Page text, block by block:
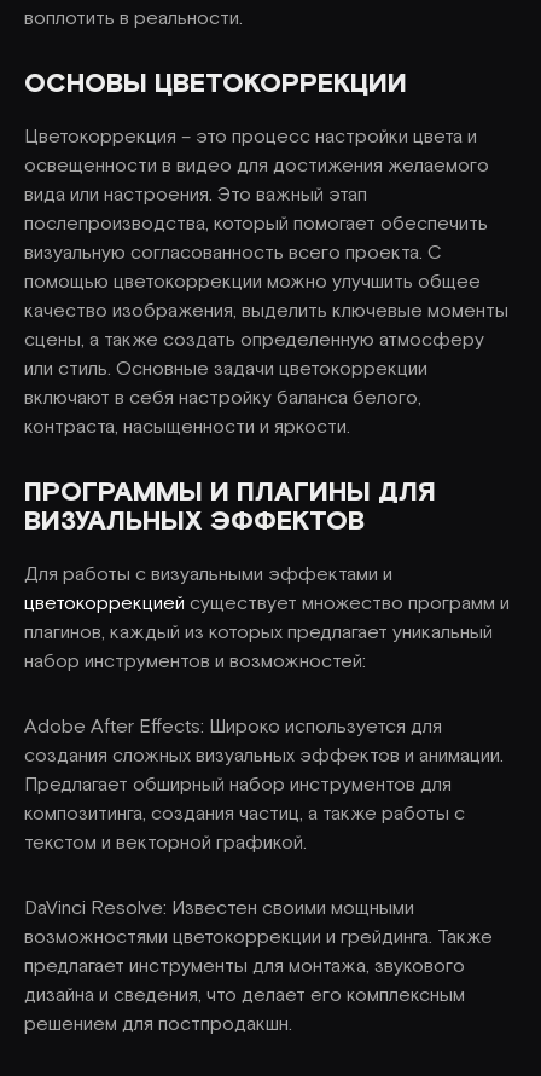
воплотить в реальности.
ОСНОВЫ ЦВЕТОКОРРЕКЦИИ
Цветокоррекция – это процесс настройки цвета и
освещенности в видео для достижения желаемого
вида или настроения. Это важный этап
послепроизводства, который помогает обеспечить
визуальную согласованность всего проекта. С
помощью цветокоррекции можно улучшить общее
качество изображения, выделить ключевые моменты
сцены, а также создать определенную атмосферу
или стиль. Основные задачи цветокоррекции
включают в себя настройку баланса белого,
контраста, насыщенности и яркости.
ПРОГРАММЫ И ПЛАГИНЫ ДЛЯ
ВИЗУАЛЬНЫХ ЭФФЕКТОВ
Для работы с визуальными эффектами и
цветокоррекцией существует множество программ и
плагинов, каждый из которых предлагает уникальный
набор инструментов и возможностей:
Adobe After Effects: Широко используется для
создания сложных визуальных эффектов и анимации.
Предлагает обширный набор инструментов для
композитинга, создания частиц, а также работы с
текстом и векторной графикой.
DaVinci Resolve: Известен своими мощными
возможностями цветокоррекции и грейдинга. Также
предлагает инструменты для монтажа, звукового
дизайна и сведения, что делает его комплексным
решением для постпродакшн.